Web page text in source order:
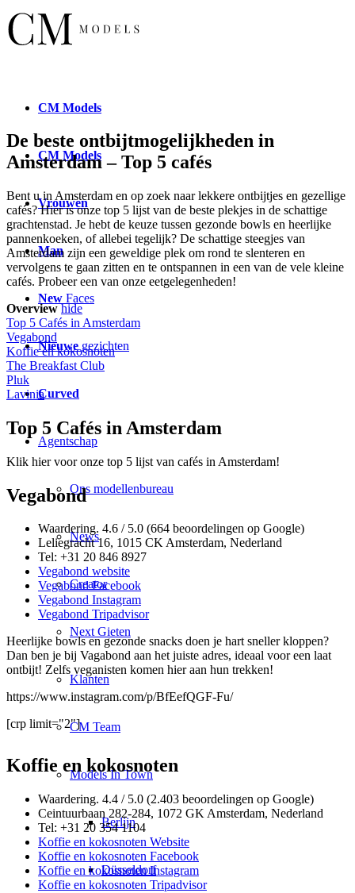
CM Models
CM Models
Vrouwen
Man
New Faces
Nieuwe gezichten
Curved
Agentschap
Ons modellenbureau
News
Creator
Next Gieten
Klanten
CM Team
Models In Town
Berlijn
Düsseldorf
De beste ontbijtmogelijkheden in
Amsterdam – Top 5 cafés
Bent u in Amsterdam en op zoek naar lekkere ontbijtjes en gezellige
cafés? Hier is onze top 5 lijst van de beste plekjes in de schattige
grachtenstad. Je hebt de keuze tussen gezonde bowls en heerlijke
pannenkoeken, of allebei tegelijk? De schattige steegjes van
Amsterdam zijn een geweldige plek om rond te slenteren en
vervolgens te gaan zitten en te ontspannen in een van de vele kleine
cafés. Probeer een van onze eetgelegenheden!
Overview hide
Top 5 Cafés in Amsterdam
Vegabond
Koffie en kokosnoten
The Breakfast Club
Pluk
Lavinia
Top 5 Cafés in Amsterdam
Klik hier voor onze top 5 lijst van cafés in Amsterdam!
Vegabond
Waardering. 4.6 / 5.0 (664 beoordelingen op Google)
Leliegracht 16, 1015 CK Amsterdam, Nederland
Tel: +31 20 846 8927
Vegabond website
Vegabond Facebook
Vegabond Instagram
Vegabond Tripadvisor
Heerlijke bowls en gezonde snacks doen je hart sneller kloppen?
Dan ben je bij Vagabond aan het juiste adres, ideaal voor een laat
ontbijt! Zelfs veganisten komen hier aan hun trekken!
https://www.instagram.com/p/BfEefQGF-Fu/
[crp limit="2"]
Koffie en kokosnoten
Waardering. 4.4 / 5.0 (2.403 beoordelingen op Google)
Ceintuurbaan 282-284, 1072 GK Amsterdam, Nederland
Tel: +31 20 354 1104
Koffie en kokosnoten Website
Koffie en kokosnoten Facebook
Koffie en kokosnoten Instagram
Koffie en kokosnoten Tripadvisor